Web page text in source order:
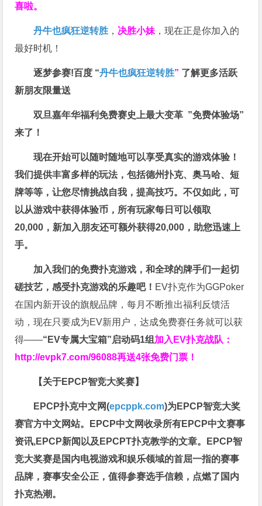
喜啦。
丹牛也疯狂逆转胜 ， 决胜小妹 ，现在正是你加入的
最好时机！
逐梦参赛!百度 “丹牛也疯狂逆转胜” 了解更多活跃
新朋友限量送
双旦嘉年华福利免费赛史上最大变革 ”免费体验场”
来了！
现在开始可以随时随地可以享受真实的游戏体验！
我们提供丰富多样的玩法，包括德州扑克、奥马哈、短
牌等等，让您尽情挑战自我，提高技巧。不仅如此，可
以从游戏中获得体验币，所有玩家每日可以领取
20,000，新加入朋友还可额外获得20,000，助您迅速上
手。
加入我们的免费扑克游戏，和全球的牌手们一起切
磋技艺，感受扑克游戏的乐趣吧！ EV扑克作为GGPoker
在国内新开设的旗舰品牌，每月不断推出福利反馈活
动，现在只要成为EV新用户，达成免费赛任务就可以获
得——“EV专属大宝箱”启动码1组 加入EV扑克战队：
http://evpk7.com/96088再送4张免费门票！
【关于EPCP智竞大奖赛】
EPCP扑克中文网(epcppk.com)为EPCP智竞大奖
赛官方中文网站。EPCP中文网收录所有EPCP中文赛事
资讯,EPCP新闻以及EPCPT扑克教学的文章。EPCP智
竞大奖赛是国内电视游戏和娱乐领域的首屈一指的赛事
品牌，赛事安全公正，值得参赛选手信赖，点燃了国内
扑克热潮。